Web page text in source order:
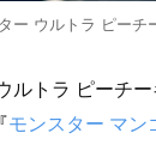
ー ウルトラ ピーチ
ルトラ ピーチ
モンスター マン